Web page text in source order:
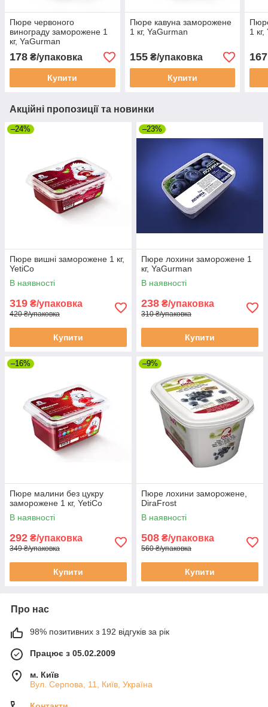
Пюре червоного
винограду заморожене 1
кг, YaGurman
178 ₴/упаковка
Купити
Пюре кавуна заморожене
1 кг, YaGurman
155₴/упаковка
Купити
1
167
Акційні пропозиції та новинки
–24%
Пюре вишні заморожене 1 кг,
YetiCo
В наявності
319 ₴/упаковка
420 ₴/упаковка
Купити
–23%
Пюре лохини заморожене 1
кг, YaGurman
В наявності
238 ₴/упаковка
310 ₴/упаковка
Купити
–16%
Пюре малини без цукру
заморожене 1 кг, YetiCo
В наявності
292 ₴/упаковка
349 ₴/упаковка
Купити
–9%
Пюре лохини заморожене,
DiraFrost
В наявності
508 ₴/упаковка
560 ₴/упаковка
Купити
Про нас
98% позитивних з 192 відгуків за рік
Працює з 05.02.2009
м. Київ
Вул. Серпова, 11, Київ, Україна